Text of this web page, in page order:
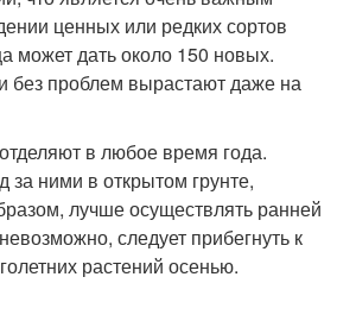
ценных или редких сортов
может дать около 150 новых.
без проблем вырастают даже на
в любое время года.
за ними в открытом грунте,
лучше осуществлять ранней
следует прибегнуть к
растений осенью.